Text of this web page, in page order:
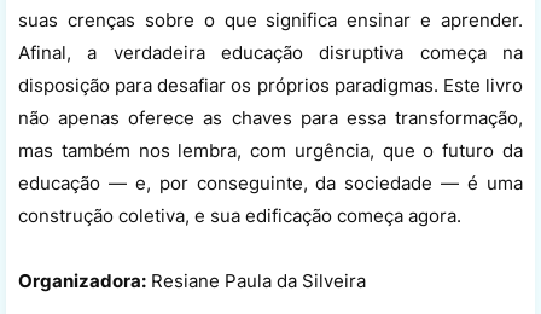
suas crenças sobre o que significa ensinar e aprender.
Afinal, a verdadeira educação disruptiva começa na
disposição para desafiar os próprios paradigmas. Este livro
não apenas oferece as chaves para essa transformação,
mas também nos lembra, com urgência, que o futuro da
educação — e, por conseguinte, da sociedade — é uma
construção coletiva, e sua edificação começa agora.
Organizadora: Resiane Paula da Silveira